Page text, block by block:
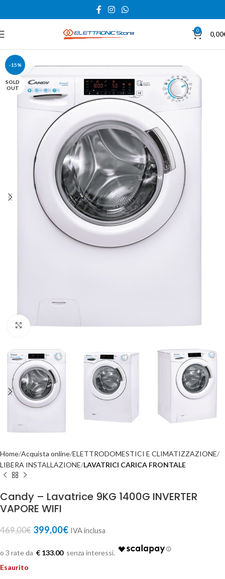
0 0,00
-15%
SOLD
OUT
Click to enlarge
Home Acquista online ELETTRODOMESTICI E CLIMATIZZAZIONE
LIBERA INSTALLAZIONE LAVATRICI CARICA FRONTALE
Candy – Lavatrice 9KG 1400G INVERTER
VAPORE WIFI
469,00€ 399,00€ IVA inclusa
€ 133.00
Esaurito